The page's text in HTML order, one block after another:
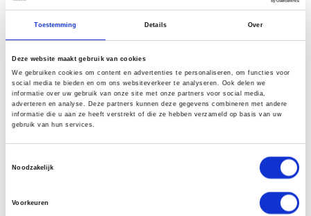
Toestemming Details Over
Deze website maakt gebruik van cookies
We gebruiken cookies om content en advertenties te personaliseren, om functies voor
social media te bieden en om ons websiteverkeer te analyseren. Ook delen we
informatie over uw gebruik van onze site met onze partners voor social media,
adverteren en analyse. Deze partners kunnen deze gegevens combineren met andere
informatie die u aan ze heeft verstrekt of die ze hebben verzameld op basis van uw
gebruik van hun services.
Noodzakelijk
Voorkeuren
kit 20Ltr. ATF
kit 20Ltr. Koelvloeistof